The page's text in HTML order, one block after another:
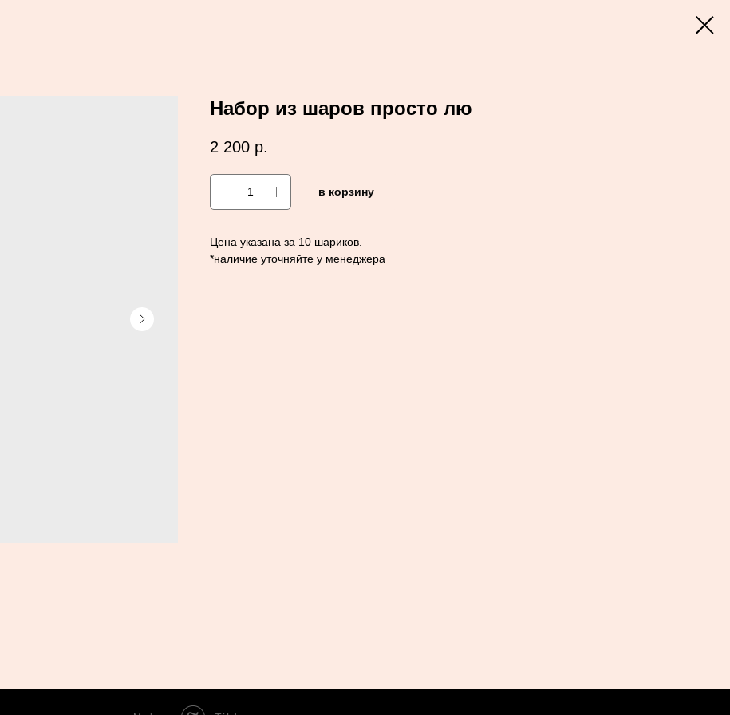
Набор из шаров просто лю
2 200 р.
в корзину
Цена указана за 10 шариков.
*наличие уточняйте у менеджера